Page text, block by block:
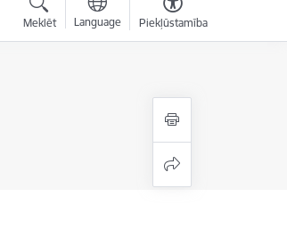
Meklēt Language Piekļūstamība